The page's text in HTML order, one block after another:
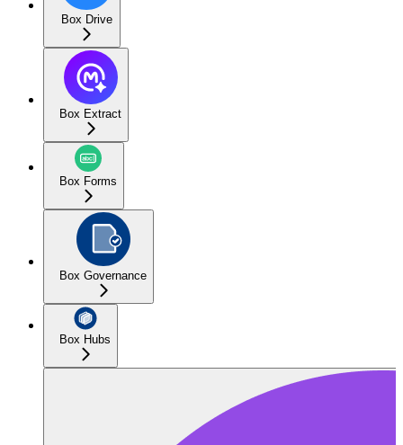
Box Drive
Box Extract
Box Forms
Box Governance
Box Hubs